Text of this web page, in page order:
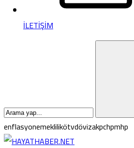
İLETİŞİM
enflasyonemeklilikötvdövizakpchpmhp